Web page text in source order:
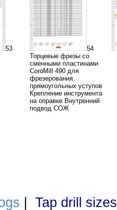
53
54
Торцевые фрезы со
сменными пластинами
CoroMill 490 для
фрезерования
прямоугольных уступов
Крепление инструмента
на оправке Внутренний
подвод СОЖ
Tap drill sizes